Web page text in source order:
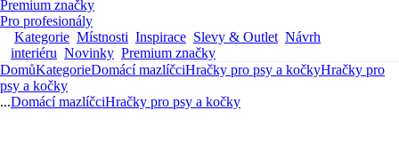
Premium značky
Pro profesionály
Kategorie Místnosti Inspirace Slevy & Outlet Návrh
interiéru Novinky Premium značky
DomůKategorieDomácí mazlíčciHračky pro psy a kočkyHračky pro
psy a kočky
...Domácí mazlíčciHračky pro psy a kočky